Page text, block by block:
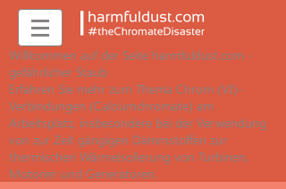
Willkommen auf der Seite harmfuldust.com -
gefährlicher Staub
Erfahren Sie mehr zum Thema Chrom (VI)-
Verbindungen (Calciumchromate) am
Arbeitsplatz, insbesondere bei der Verwendung
von zur Zeit gängigen Dämmstoffen zur
thermischen Wärmeisolierung von Turbinen,
Motoren und Generatoren.